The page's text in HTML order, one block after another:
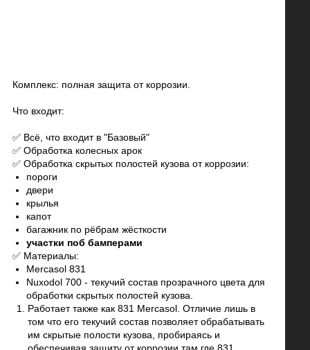
Комплекс: полная защита от коррозии.
Что входит:
✅ Всё, что входит в "Базовый"
✅ Обработка колесных арок
✅ Обработка скрытых полостей кузова от коррозии:
пороги
двери
крылья
капот
багажник по рёбрам жёсткости
участки поб бамперами
✅ Материалы:
Mercasol 831
Nuxodol 700 - текучий состав прозрачного цвета для
обработки скрытых полостей кузова.
Работает также как 831 Mercasol. Отличие лишь в
том что его текучий состав позволяет обрабатывать
им скрытые полости кузова, пробираясь и